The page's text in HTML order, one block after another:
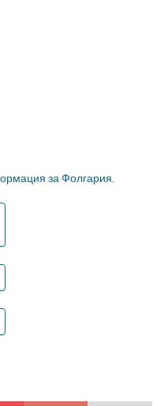
за Фолгария.